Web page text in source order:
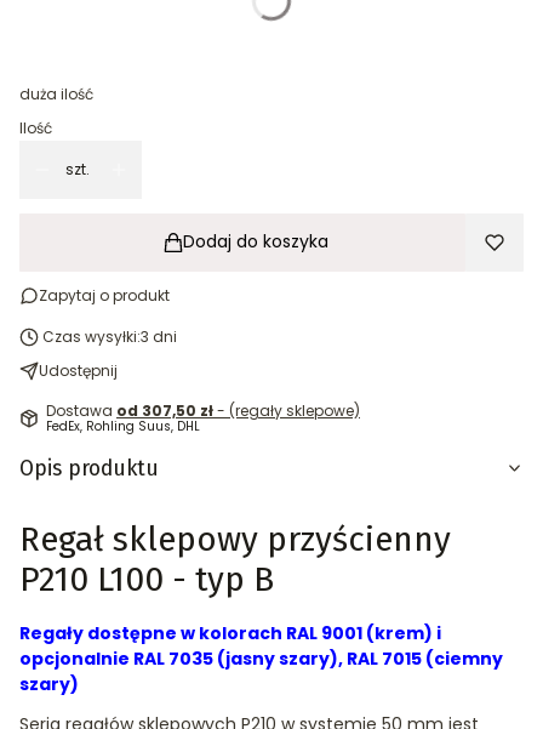
duża ilość
Ilość
szt.
Dodaj do koszyka
Zapytaj o produkt
Czas wysyłki:3 dni
Udostępnij
Dostawa od 307,50 zł- (regały sklepowe)
FedEx, Rohling Suus, DHL
Opis produktu
Regał sklepowy przyścienny
P210 L100 - typ B
Regały dostępne w kolorach RAL 9001 (krem) i
opcjonalnie RAL 7035 (jasny szary), RAL 7015 (ciemny
szary)